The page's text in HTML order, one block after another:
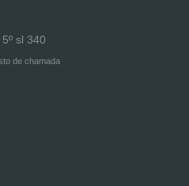
sl 340
de chamada